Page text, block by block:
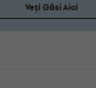
Veți Găsi Aici